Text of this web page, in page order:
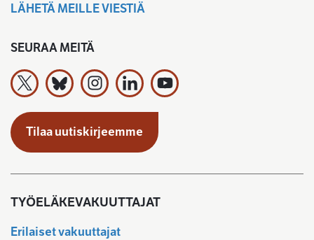
LÄHETÄ MEILLE VIESTIÄ
SEURAA MEITÄ
Työeläkevakuuttajat TELA ry X:ssä
Työeläkevakuuttajat TELA ry Bluesky:ssa
Työeläkevakuuttajat TELA ry
Työeläkevakuuttajat TELA ry
Työeläkevakuuttajat TELA ry
Tilaa uutiskirjeemme
TYÖELÄKEVAKUUTTAJAT
Erilaiset vakuuttajat